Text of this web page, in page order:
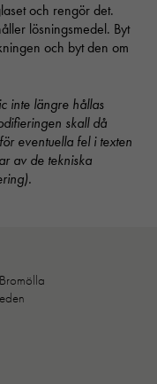
och rengör det.
lösningsmedel. Byt
och byt den om
inte längre hållas
skall då
eventuella fel i texten
av de tekniska
på
hemsidan
och
under